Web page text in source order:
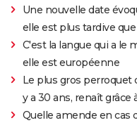
Une nouvelle date
elle est plus tardive
C'est la langue qui a le
elle est européenne
Le plus gros perroquet
y a 30 ans, renaît grâce
Quelle amende en cas